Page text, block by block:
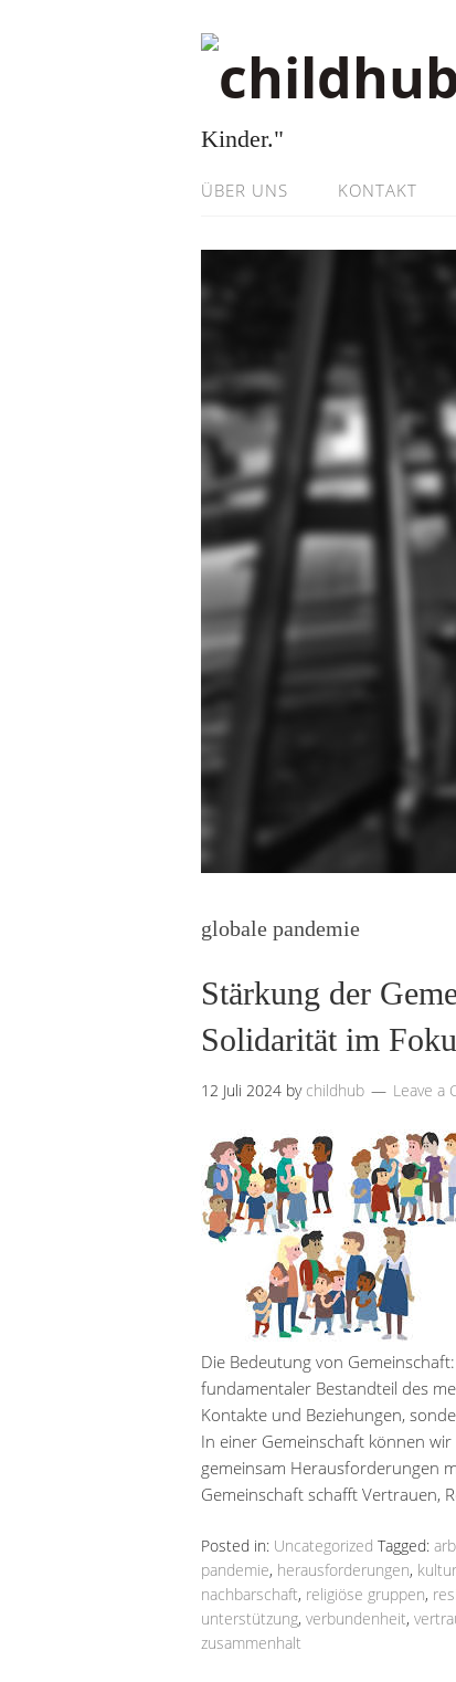
Kinder."
ÜBER UNS KONTAKT
globale pandemie
Stärkung der
Solidarität im
12 Juli 2024 by childhub Leave a
Die Bedeutung von
fundamentaler Bestandteil des
Kontakte und Beziehungen,
In einer Gemeinschaft können
gemeinsam Herausforderungen
Gemeinschaft schafft Vertrauen,
Posted in: Uncategorized Tagged:
pandemie, herausforderungen,
nachbarschaft, religiöse gruppen,
unterstützung, verbundenheit,
zusammenhalt